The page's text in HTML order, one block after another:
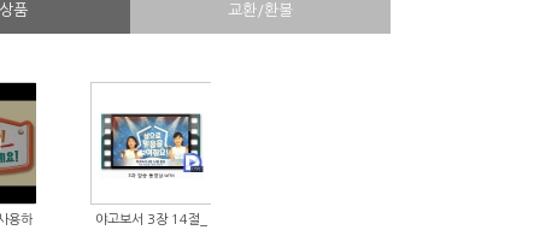
품 교환/환불
용하
야고보서 3장 14절_